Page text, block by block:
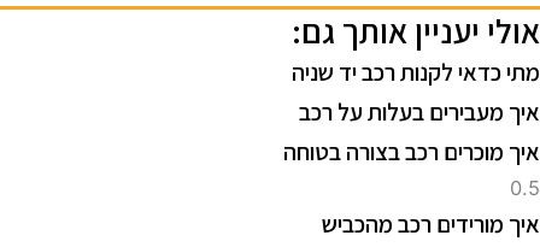
יעניין אותך גם:
כדאי לקנות רכב יד שניה
מעבירים בעלות על רכב
מוכרים רכב בצורה בטוחה
מורידים רכב מהכביש